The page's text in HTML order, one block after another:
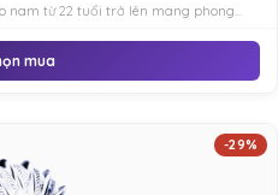
nam từ 22 tuổi trở lên mang phong
mua
-29%